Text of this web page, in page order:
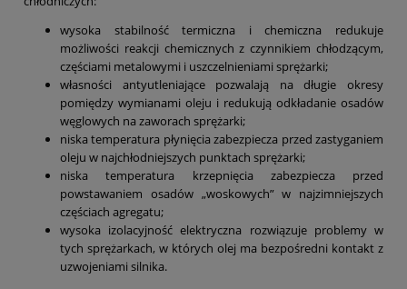
wysoka stabilność termiczna i chemiczna redukuje
możliwości reakcji chemicznych z czynnikiem chłodzącym,
częściami metalowymi i uszczelnieniami sprężarki;
własności antyutleniające pozwalają na długie okresy
pomiędzy wymianami oleju i redukują odkładanie osadów
węglowych na zaworach sprężarki;
niska temperatura płynięcia zabezpiecza przed zastyganiem
oleju w najchłodniejszych punktach sprężarki;
niska temperatura krzepnięcia zabezpiecza przed
powstawaniem osadów „woskowych” w najzimniejszych
częściach agregatu;
wysoka izolacyjność elektryczna rozwiązuje problemy w
tych sprężarkach, w których olej ma bezpośredni kontakt z
uzwojeniami silnika.